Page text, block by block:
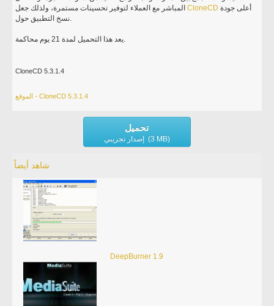
المباشر مع العملاء لتوفير تحسينات مستمرة، ولذلك جعلCloneCD أعلى جودة
نسخ التطبيق حول.
يعد هذا التحميل لمدة 21 يوم محاكمة.
CloneCD 5.3.1.4
الموقع - CloneCD 5.3.1.4
تحميل
إصدار تجريبي (3 MB)
شاهد أيضاً
DeepBurner 1.9